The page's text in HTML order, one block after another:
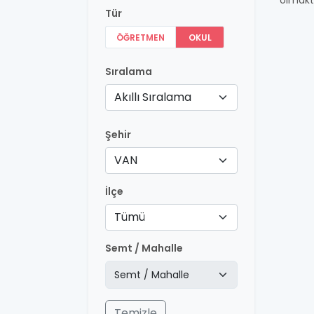
Tür
ÖĞRETMEN OKUL
Sıralama
Akıllı Sıralama
Şehir
VAN
İlçe
Tümü
Semt / Mahalle